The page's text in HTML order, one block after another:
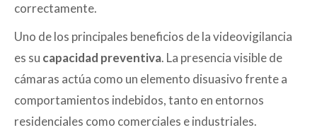
correctamente.
Uno de los principales beneficios de la videovigilancia
es su capacidad preventiva. La presencia visible de
cámaras actúa como un elemento disuasivo frente a
comportamientos indebidos, tanto en entornos
residenciales como comerciales e industriales.